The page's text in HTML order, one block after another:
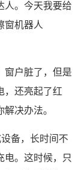
人。今天我要给
机器人
窗户脏了，但是
，还亮起了红
决办法。
备，长时间不
电。这时候，只